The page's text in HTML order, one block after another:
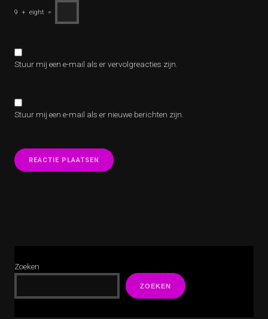
9 + eight =
Stuur mij een e-mail als er vervolgreacties zijn.
Stuur mij een e-mail als er nieuwe berichten zijn.
Zoeken
ZOEKEN